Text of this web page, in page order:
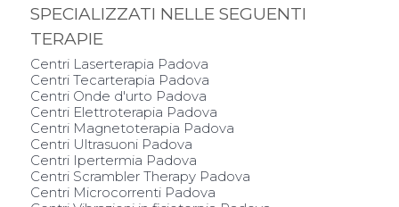
SPECIALIZZATI NELLE SEGUENTI
TERAPIE
Centri Laserterapia Padova
Centri Tecarterapia Padova
Centri Onde d'urto Padova
Centri Elettroterapia Padova
Centri Magnetoterapia Padova
Centri Ultrasuoni Padova
Centri Ipertermia Padova
Centri Scrambler Therapy Padova
Centri Microcorrenti Padova